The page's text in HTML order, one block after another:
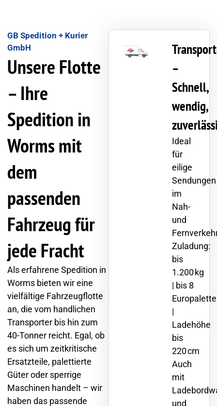
GB Spedition + Kurier
GmbH
Unsere Flotte
– Ihre
Spedition in
Worms mit
dem
passenden
Fahrzeug für
jede Fracht
Als erfahrene Spedition in
Worms bieten wir eine
vielfältige Fahrzeugflotte
an, die vom handlichen
Transporter bis hin zum
40-Tonner reicht. Egal, ob
es sich um zeitkritische
Ersatzteile, palettierte
Güter oder sperrige
Maschinen handelt – wir
haben das passende
–
Schnell,
wendig,
Ideal
für
eilige
Sendungen
im
Nah-
und
Zuladung:
bis
1.200 kg
| bis 8
|
Ladehöhe
bis
220 cm
Auch
mit
und